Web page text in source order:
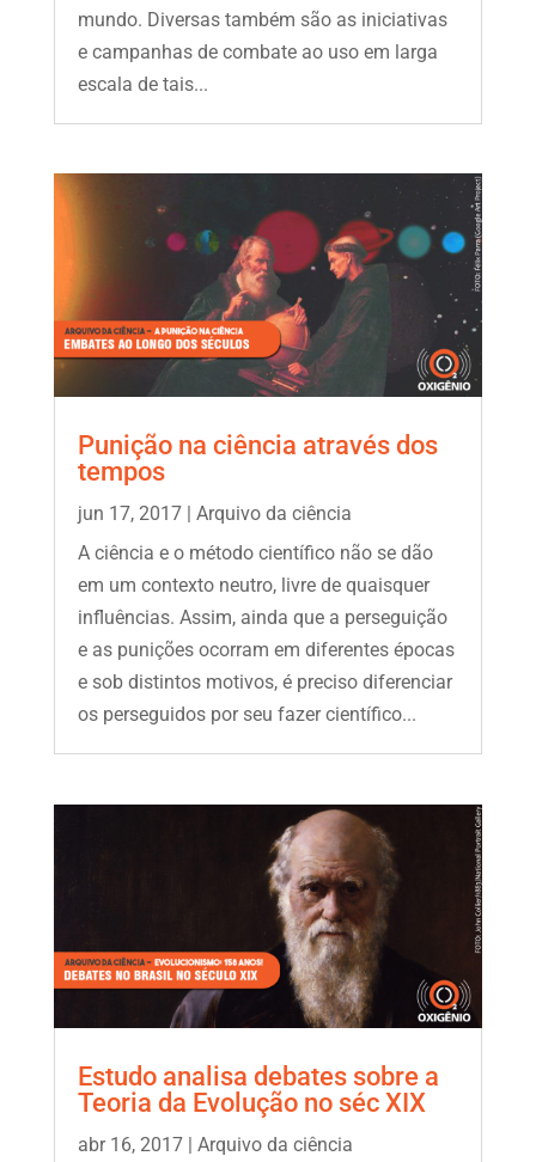
mundo. Diversas também são as iniciativas
e campanhas de combate ao uso em larga
escala de tais...
Punição na ciência através dos
tempos
jun 17, 2017| Arquivo da ciência
A ciência e o método científico não se dão
em um contexto neutro, livre de quaisquer
influências. Assim, ainda que a perseguição
e as punições ocorram em diferentes épocas
e sob distintos motivos, é preciso diferenciar
os perseguidos por seu fazer científico...
Estudo analisa debates sobre a
Teoria da Evolução no séc XIX
abr 16, 2017| Arquivo da ciência